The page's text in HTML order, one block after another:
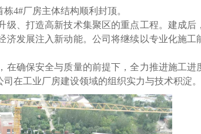
4#厂房主体结构顺利封顶。
、打造高新技术集聚区的重点工程。建成后
发展注入新动能。公司将继续以专业化施工
确保安全与质量的前提下，全力推进施工进
在工业厂房建设领域的组织实力与技术积淀。